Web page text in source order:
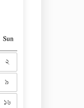
Sun
২
৯
১৬